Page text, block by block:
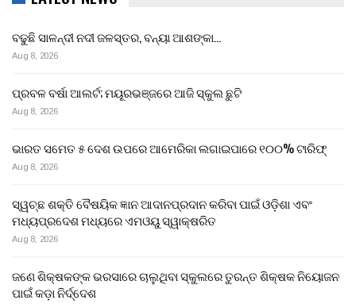
ବଢୁଛି ସାଳନ୍ଦୀ ନଦୀ ଜଳସ୍ତର, ବନ୍ୟା ଆଶଙ୍କା…
Aug 8, 2026
ପ୍ରବଳ ବର୍ଷା ଆଲର୍ଟ; ମୟୂରଭଞ୍ଜରେ ଆଜି ସ୍କୁଲ ଛୁଟି
Aug 8, 2026
ଭାରତ ସମେତ ୫ ଦେଶ ଉପରେ ଆମେରିକା ଲଗାଇପାରେ ୧୦୦% ଟାରିଫ୍
Aug 8, 2026
ସ୍ୱଚ୍ଛ ଶକ୍ତି ବୈଷୟିକ ଜ୍ଞାନ ଆଦାନପ୍ରଦାନ କରିବା ପାଇଁ ଓଡ଼ିଶା ଏବଂ
ମଧ୍ୟପ୍ରଦେଶ ମଧ୍ୟରେ ଏମଓୟୁ ସ୍ୱାକ୍ଷରିତ
Aug 8, 2026
ଜଣେ ଶିକ୍ଷକଙ୍କ ଭରସାରେ ଚାଲୁଥିବା ସ୍କୁଲରେ ତୁରନ୍ତ ଶିକ୍ଷକ ନିୟୋଜନ
ପାଇଁ କଡ଼ା ନିର୍ଦ୍ଦେଶ